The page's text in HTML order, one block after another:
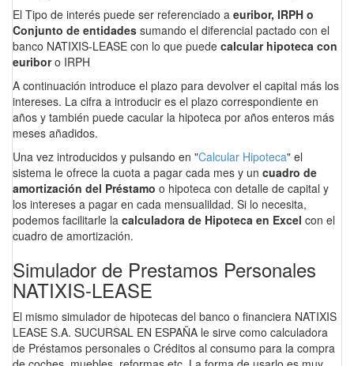
El Tipo de interés puede ser referenciado a euribor, IRPH o
Conjunto de entidades sumando el diferencial pactado con el
banco NATIXIS-LEASE con lo que puede calcular hipoteca con
euriboro IRPH
A continuación introduce el plazo para devolver el capital más los
intereses. La cifra a introducir es el plazo correspondiente en
años y también puede cacular la hipoteca por años enteros más
meses añadidos.
Una vez introducidos y pulsando en "Calcular Hipoteca" el
sistema le ofrece la cuota a pagar cada mes y un cuadro de
amortización del Préstamo o hipoteca con detalle de capital y
los intereses a pagar en cada mensualildad. Si lo necesita,
podemos facilitarle la calculadora de Hipoteca en Excel con el
cuadro de amortización.
Simulador de Prestamos Personales
NATIXIS-LEASE
El mismo simulador de hipotecas del banco o financiera NATIXIS
LEASE S.A. SUCURSAL EN ESPAÑA le sirve como calculadora
de Préstamos personales o Créditos al consumo para la compra